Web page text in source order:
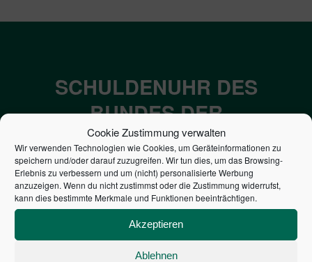
Cookie Zustimmung verwalten
Wir verwenden Technologien wie Cookies, um Geräteinformationen zu
speichern und/oder darauf zuzugreifen. Wir tun dies, um das Browsing-
Erlebnis zu verbessern und um (nicht) personalisierte Werbung
anzuzeigen. Wenn du nicht zustimmst oder die Zustimmung widerrufst,
kann dies bestimmte Merkmale und Funktionen beeinträchtigen.
Akzeptieren
Ablehnen
SCHULDENUHR DES
BUNDES DER
STEUERZAHLER
7,052€
NEUVERSCHULDUNG
PRO SEKUNDE